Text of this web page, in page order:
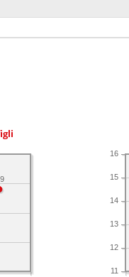
11
12
13
14
15
16